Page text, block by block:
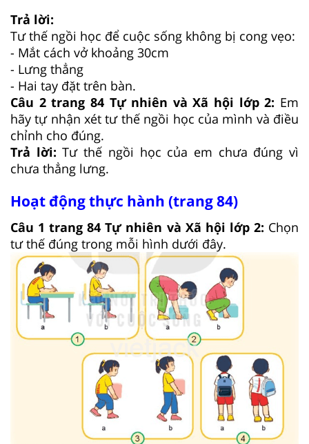
Trả lời:
Tư thế ngồi học để cuộc sống không bị cong vẹo:
- Mắt cách vở khoảng 30cm
- Lưng thẳng
- Hai tay đặt trên bàn.
Câu 2 trang 84 Tự nhiên và Xã hội lớp 2: Em
hãy tự nhận xét tư thế ngồi học của mình và điều
chỉnh cho đúng.
Trả lời: Tư thế ngồi học của em chưa đúng vì
chưa thẳng lưng.
Hoạt động thực hành (trang 84)
Câu 1 trang 84 Tự nhiên và Xã hội lớp 2: Chọn
tư thế đúng trong mỗi hình dưới đây.